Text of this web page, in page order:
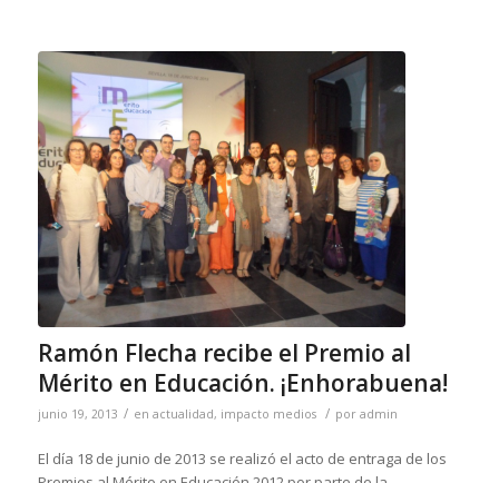
Ramón Flecha recibe el Premio al
Mérito en Educación. ¡Enhorabuena!
junio 19, 2013 / en actualidad, impacto medios / por admin
El día 18 de junio de 2013 se realizó el acto de entraga de los